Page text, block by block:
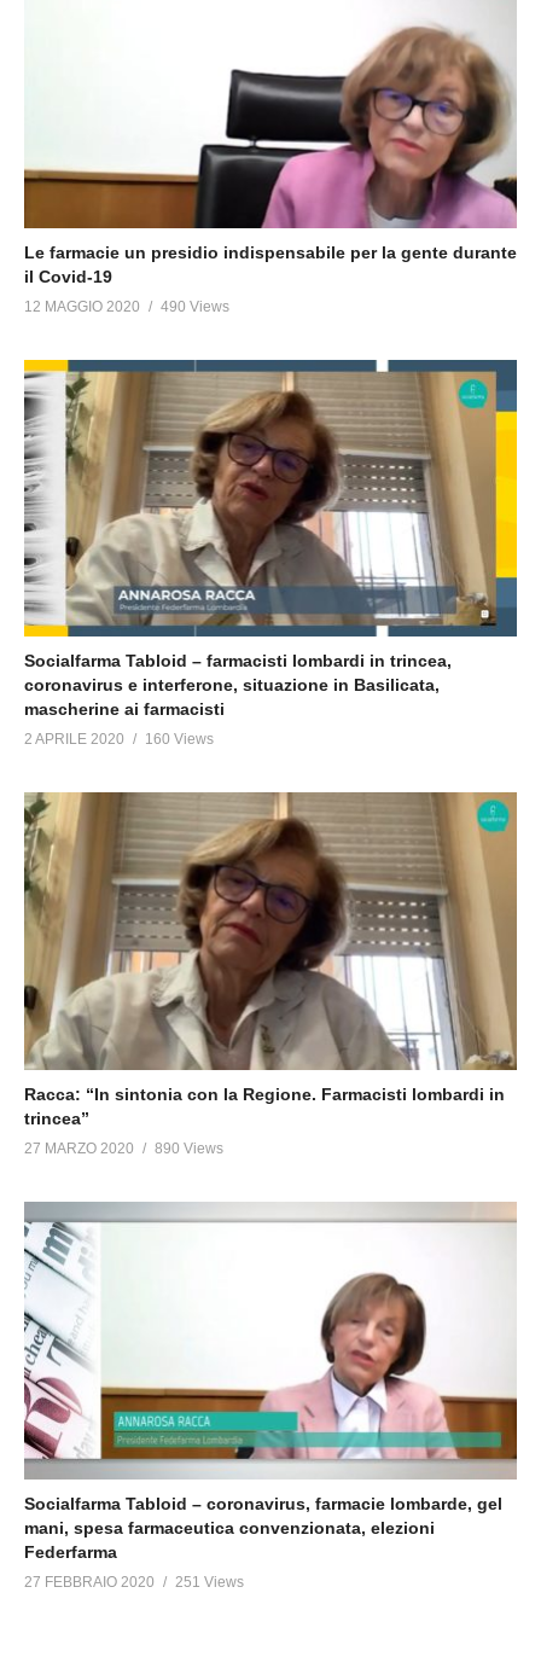
Le farmacie un presidio indispensabile per la gente durante
il Covid-19
12 MAGGIO 2020 490 Views
Socialfarma Tabloid – farmacisti lombardi in trincea,
coronavirus e interferone, situazione in Basilicata,
mascherine ai farmacisti
2 APRILE 2020 160 Views
Racca: “In sintonia con la Regione. Farmacisti lombardi in
trincea”
27 MARZO 2020 890 Views
Socialfarma Tabloid – coronavirus, farmacie lombarde, gel
mani, spesa farmaceutica convenzionata, elezioni
Federfarma
27 FEBBRAIO 2020 251 Views